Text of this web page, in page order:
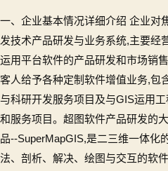
一、企业基本情况详细介绍 企业对
发技术产品研发与业务系统,主要经
运用平台软件的产品研发和市场销
客人给予各种定制软件增值业务,包
与科研开发服务项目及与GIS运用
和服务项目。超图软件产品研发的
品--SuperMapGIS,是二三维一体化
法、剖析、解决、绘图与交互的软